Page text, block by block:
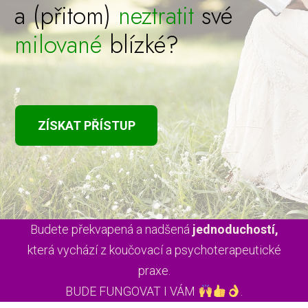
a (přitom) neztratitsvé
milovanéblízké?
ZÍSKAT PŘÍSTUP
Budete překvapená a nadšená jednoduchostí,
která vychází z koučovací a psychoterapeutické
praxe.
BUDE FUNGOVAT I VÁM